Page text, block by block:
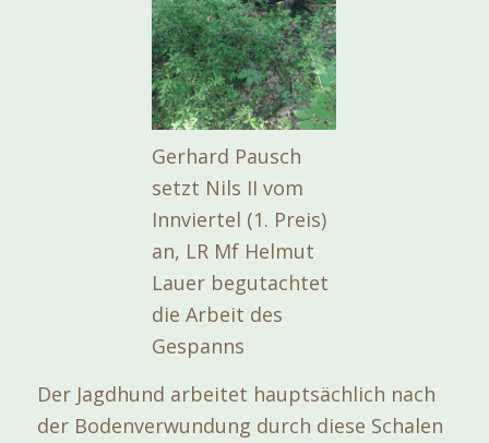
Gerhard Pausch
setzt Nils II vom
Innviertel (1. Preis)
an, LR Mf Helmut
Lauer begutachtet
die Arbeit des
Gespanns
Der Jagdhund arbeitet hauptsächlich nach
der Bodenverwundung durch diese Schalen